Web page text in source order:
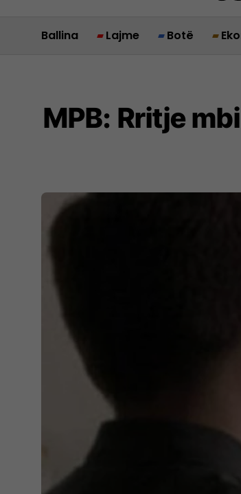
Ballina Lajme Botë
MPB: Rritje